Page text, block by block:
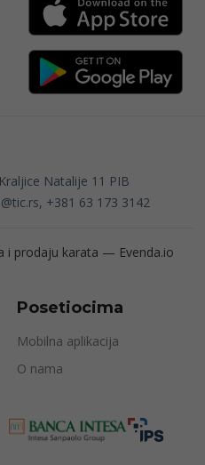
Natalije 11 PIB
, +381 63 173 3142
i prodaju karata — Evenda.io
Posetiocima
Mobilna aplikacija
O nama